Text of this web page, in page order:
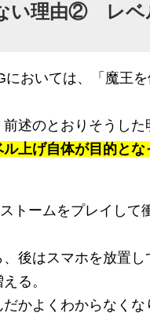
い理由② レベ
おいては、「魔王
述のとおりそうした
上げ自体が目的とな
トームをプレイして
後はスマホを放置
る。
かよくわからなく